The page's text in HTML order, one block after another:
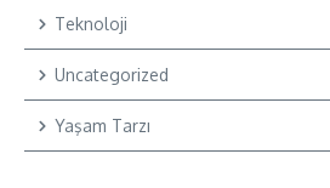
Teknoloji
Uncategorized
Yaşam Tarzı